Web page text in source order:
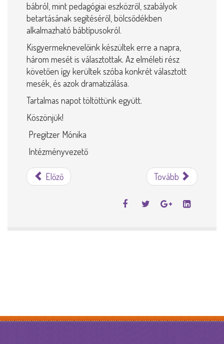
bábról, mint pedagógiai eszközről, szabályok
betartásának segítéséről, bölcsődékben
alkalmazható bábtípusokról.
Kisgyermeknevelőink készültek erre a napra,
három mesét is választottak. Az elméleti rész
követően így kerültek szóba konkrét választott
mesék, és azok dramatizálása.
Tartalmas napot töltöttünk együtt.
Köszönjük!
Pregitzer Mónika
Intézményvezető
Előző Tovább